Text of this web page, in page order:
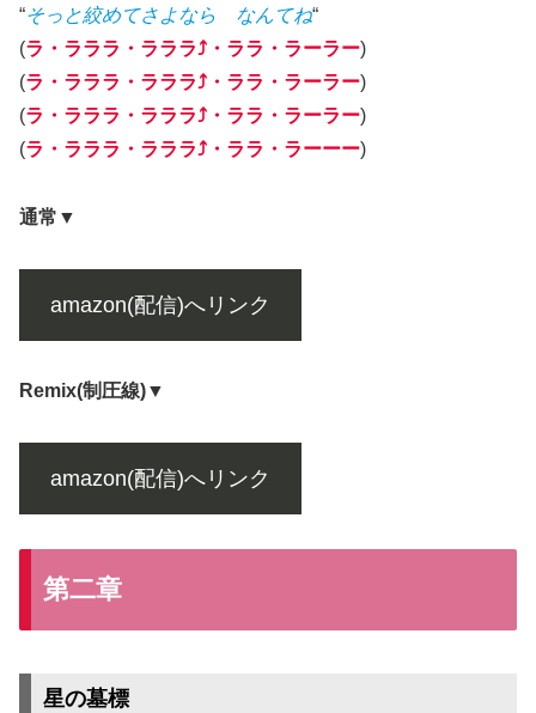
“そっと絞めてさよなら なんてね“
(ラ・ラララ・ラララ⤴︎・ララ・ラーラー)
(ラ・ラララ・ラララ⤴︎・ララ・ラーラー)
(ラ・ラララ・ラララ⤴︎・ララ・ラーラー)
(ラ・ラララ・ラララ⤴︎・ララ・ラーーー)
通常▼
amazon(配信)へリンク
Remix(制圧線)▼
amazon(配信)へリンク
第二章
星の墓標